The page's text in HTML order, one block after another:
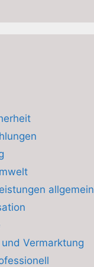
allgemein
Vermarktung